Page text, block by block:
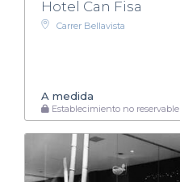
Hotel Can Fisa
Carrer Bellavista
A medida
Establecimiento no reservable